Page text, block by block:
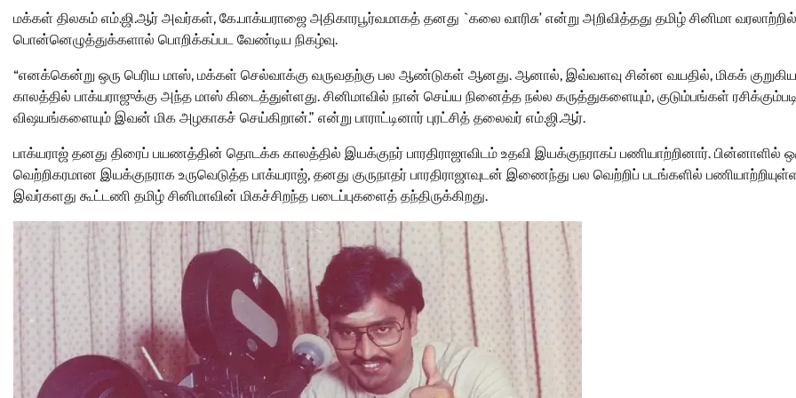
மக்கள் திலகம் எம்.ஜி.ஆர் அவர்கள், கே.பாக்யராஜை அதிகாரபூர்வமாகத் தனது `கலை வாரிசு’ என்று அறிவித்தது தமிழ் சினிமா
பொன்னெழுத்துக்களால் பொறிக்கப்பட வேண்டிய நிகழ்வு.
“எனக்கென்று ஒரு பெரிய மாஸ், மக்கள் செல்வாக்கு வருவதற்கு பல ஆண்டுகள் ஆனது. ஆனால், இவ்வளவு சின்ன வயதில், மிகக் குறுகிய
காலத்தில் பாக்யராஜுக்கு அந்த மாஸ் கிடைத்துள்ளது. சினிமாவில் நான் செய்ய நினைத்த நல்ல கருத்துகளையும், குடும்பங்கள்
விஷயங்களையும் இவன் மிக அழகாகச் செய்கிறான்.” என்று பாராட்டினார் புரட்சித் தலைவர் எம்.ஜி.ஆர்.
பாக்யராஜ் தனது திரைப் பயணத்தின் தொடக்க காலத்தில் இயக்குநர் பாரதிராஜாவிடம் உதவி இயக்குநராகப் பணியாற்றினார். பின்னாளில்
வெற்றிகரமான இயக்குநராக உருவெடுத்த பாக்யராஜ், தனது குருநாதர் பாரதிராஜாவுடன் இணைந்து பல வெற்றிப் படங்களில்
இவர்களது கூட்டணி தமிழ் சினிமாவின் மிகச்சிறந்த படைப்புகளைத் தந்திருக்கிறது.